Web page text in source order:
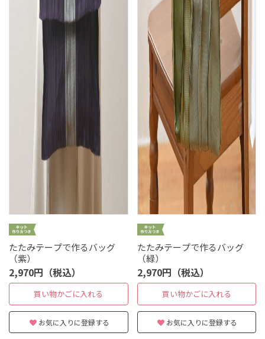
たたみテープで作るバッグ
（紫）
2,970円（税込）
買い物かごに入れる
お気に入りに登録する
たたみテープで作るバッグ
（緑）
2,970円（税込）
買い物かごに入れる
お気に入りに登録する